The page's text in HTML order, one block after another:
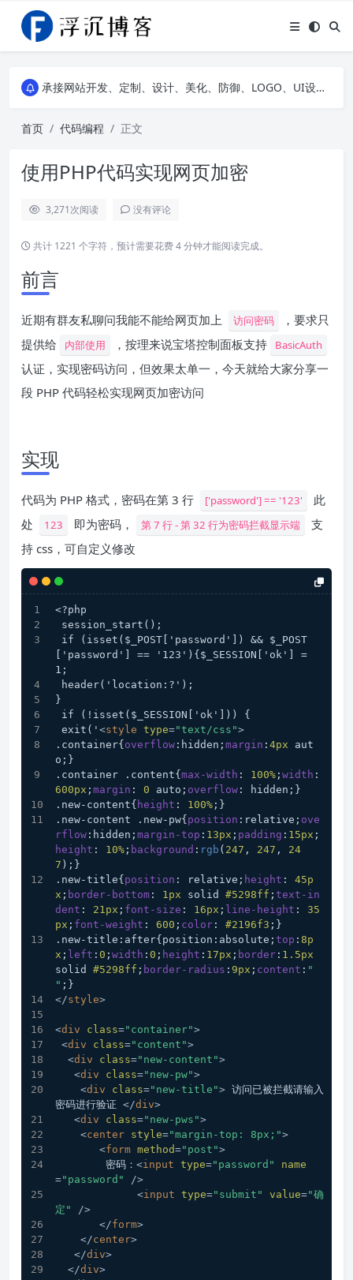
承接网站开发、定制、设计、美化、防御、LOGO、UI设计、服务器租赁等网络业务，点我下滑可以看到部分案例展示，欢迎老板前来咨询详谈~
浮沉API，提供二次元动漫图片API、高清风景壁纸API、网易云热评API、精选诗集API，自建JS特效等，让您的网站随心所动不再单调~
首页
代码编程 正文
使用PHP代码实现网页加密
3,271次阅读 没有评论
共计 1221 个字符，预计需要花费 4 分钟才能阅读完成。
前言
近期有群友私聊问我能不能给网页加上 访问密码
，要求只
提供给
内部使用 ，按理来说宝塔控制面板支持 BasicAuth
认证，实现密码访问，但效果太单一，今天就给大家分享一
段 PHP 代码轻松实现网页加密访问
实现
代码为 PHP 格式，密码在第 3 行 ['password'] == '123'
此
处
123 即为密码， 第 7 行 - 第 32 行为密码拦截显示端
支
持 css，可自定义修改
<?php
session_start();
['password'] == '123'){$_SESSION['ok'] =
1;
header('location:?');
}
if (!isset($_SESSION['ok'])) {
exit(' <style type="text/css">
.container{ overflow :hidden; margin : 4px aut
o;}
.container
.content{ max-width : 100% ; width
600px ; margin : 0 auto; overflow : hidden;}
.new-content{ height : 100% ;}
.new-content
.new-pw{ position :relative; ove
rflow :hidden; margin-top : 13px ; padding : 15px ;
height : 10% ; background : rgb ( 247 , 247 , 24
7 );}
.new-title{ position : relative; height : 45p
x ; border-bottom : 1px solid #5298ff ; text-in
dent : 21px ; font-size : 16px ; line-height : 35
px ; font-weight : 600 ; color : #2196f3 ;}
.new-title :after{position:absolute; top : 8p
x ; left : 0 ; width : 0 ; height : 17px ; border : 1.5px
solid #5298ff ; border-radius : 9px ; content : "
" ;}
</style>
<div class="container">
<div class="content">
<div class="new-content">
<div class="new-pw">
<div class="new-title"> 访问已被拦截请输入
密码进行验证 </div>
<div class="new-pws">
<center style="margin-top: 8px;">
<form method="post">
        密码：
<input type="password"
name
="password"
/>
<input type="submit" value="确
定"
/>
</form>
</center>
</div>
</div>